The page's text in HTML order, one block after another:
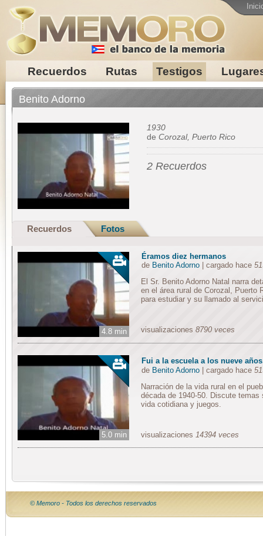
Recuerdos Rutas Testigos
Benito Adorno
1930
de Corozal, Puerto Rico
2 Recuerdos
Recuerdos Fotos
4.8 min
Éramos diez hermanos
de Benito Adorno| cargado hace
El Sr. Benito Adorno Natal narra
en el área rural de Corozal,
para estudiar y su llamado al
visualizaciones 8790 veces
5.0 min
Fui a la escuela a los nueve
de Benito Adorno| cargado hace
Narración de la vida rural en el
década de 1940-50. Discute
vida cotidiana y juegos.
visualizaciones 14394 veces
© Memoro - Todos los derechos reservados